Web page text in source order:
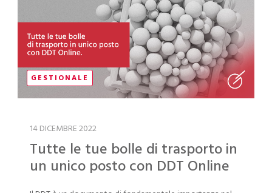
GESTIONALE
14 DICEMBRE 2022
Tutte le tue bolle di trasporto in
un unico posto con DDT Online